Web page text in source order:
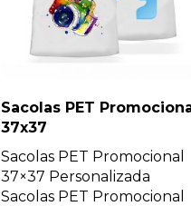
Sacolas PET
37x37
Sacolas PET Promocional
37×37 Personalizada
Sacolas PET Promocional